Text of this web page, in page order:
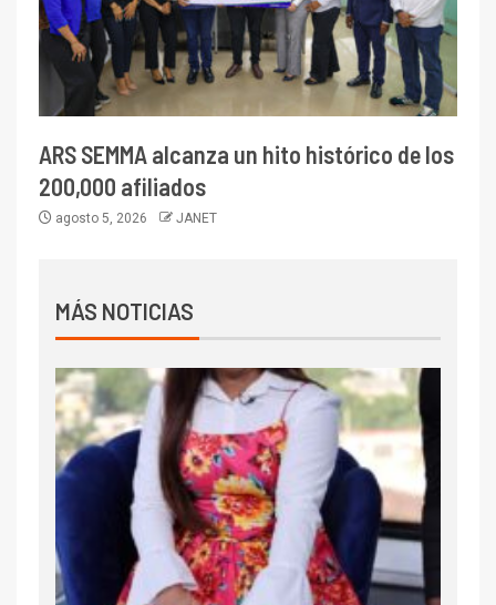
ARS SEMMA alcanza un hito histórico de los
200,000 afiliados
agosto 5, 2026 JANET
MÁS NOTICIAS